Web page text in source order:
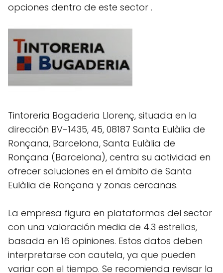
opciones dentro de este sector .
Tintoreria Bogaderia Llorenç, situada en la
dirección BV-1435, 45, 08187 Santa Eulàlia de
Ronçana, Barcelona, Santa Eulàlia de
Ronçana (Barcelona), centra su actividad en
ofrecer soluciones en el ámbito de Santa
Eulàlia de Ronçana y zonas cercanas.
La empresa figura en plataformas del sector
con una valoración media de 4.3 estrellas,
basada en 16 opiniones. Estos datos deben
interpretarse con cautela, ya que pueden
variar con el tiempo. Se recomienda revisar la